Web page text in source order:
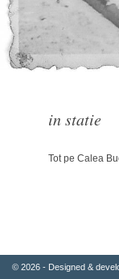
© 2026 - Designed &
in statie
Tot pe Calea